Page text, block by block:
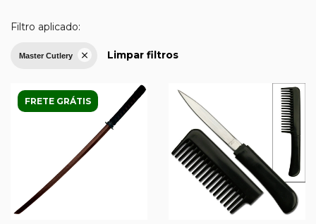
Filtro aplicado:
Master Cutlery Limpar filtros
FRETE GRÁTIS